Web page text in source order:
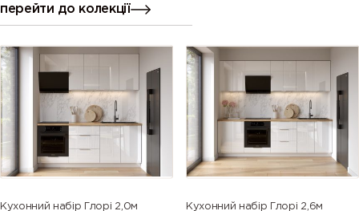
перейти до колекції
Кухонний набір Глорі 2,0м Кухонний набір Глорі 2,6м